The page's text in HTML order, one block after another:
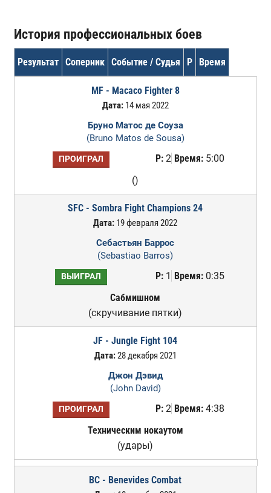
История профессиональных боев
Результат Соперник Событие / Судья Р Время
MF - Macaco Fighter 8
Дата:14 мая 2022
Бруно Матос де Соуза
(Bruno Matos de Sousa)
ПРОИГРАЛ Р:2 Время:5:00
()
SFC - Sombra Fight Champions 24
Дата: 19 февраля 2022
Себастьян Баррос
(Sebastiao Barros)
ВЫИГРАЛ Р:1 Время:0:35
Сабмишном
(скручивание пятки)
JF - Jungle Fight 104
Дата:28 декабря 2021
Джон Дэвид
(John David)
ПРОИГРАЛ Р:2 Время:4:38
Техническим нокаутом
(удары)
BC - Benevides Combat